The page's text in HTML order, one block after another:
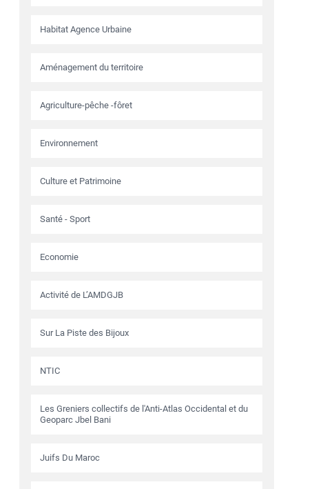
Habitat Agence Urbaine
Aménagement du territoire
Agriculture-pêche -fôret
Environnement
Culture et Patrimoine
Santé - Sport
Economie
Activité de L’AMDGJB
Sur La Piste des Bijoux
NTIC
Les Greniers collectifs de l'Anti-Atlas Occidental et du
Geoparc Jbel Bani
Juifs Du Maroc